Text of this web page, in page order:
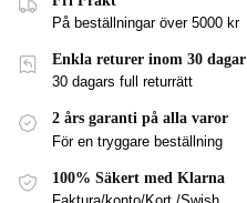
På beställningar över 5000 kr
Enkla returer inom 30 dagar
30 dagars full returrätt
2 års garanti på alla varor
För en tryggare beställning
100% Säkert med Klarna